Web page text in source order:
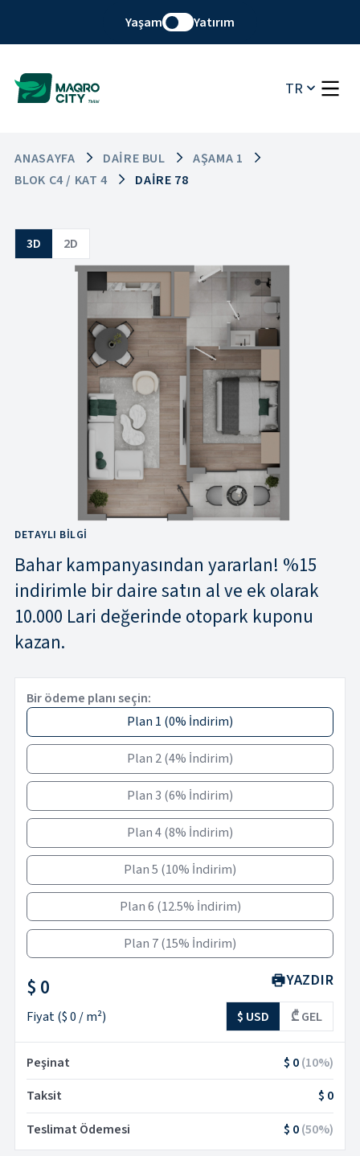
Yaşam Yatırım
TR
ANASAYFA DAIRE BUL
AŞAMA 1
BLOK C4 / KAT 4
DAIRE 78
3D 2D
DETAYLI BILGI
Bahar kampanyasından yararlan! %15
indirimle bir daire satın al ve ek olarak
10.000 Lari değerinde otopark kuponu
kazan.
Bir ödeme planı seçin:
Plan 1 (0% İndirim)
Plan 2(4% İndirim)
Plan 3 (6% İndirim)
Plan 4(8% İndirim)
Plan 5 (10% İndirim)
Plan 6 ( 12.5% İndirim)
Plan 7(15% İndirim)
$ 0
Fiyat($ 0 / m²)
YAZDIR
$ USD ₾ GEL
Peşinat $ 0(10%)
Taksit
$ 0
Teslimat Ödemesi
$ 0(50%)